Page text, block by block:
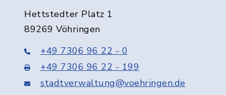
Hettstedter Platz 1
89269 Vöhringen
+49 7306 96 22 - 0
+49 7306 96 22 - 199
stadtverwaltung@voehringen.de